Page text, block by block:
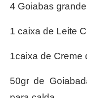
4 Goiabas
1 caixa de Leite
1caixa de Creme
50gr de